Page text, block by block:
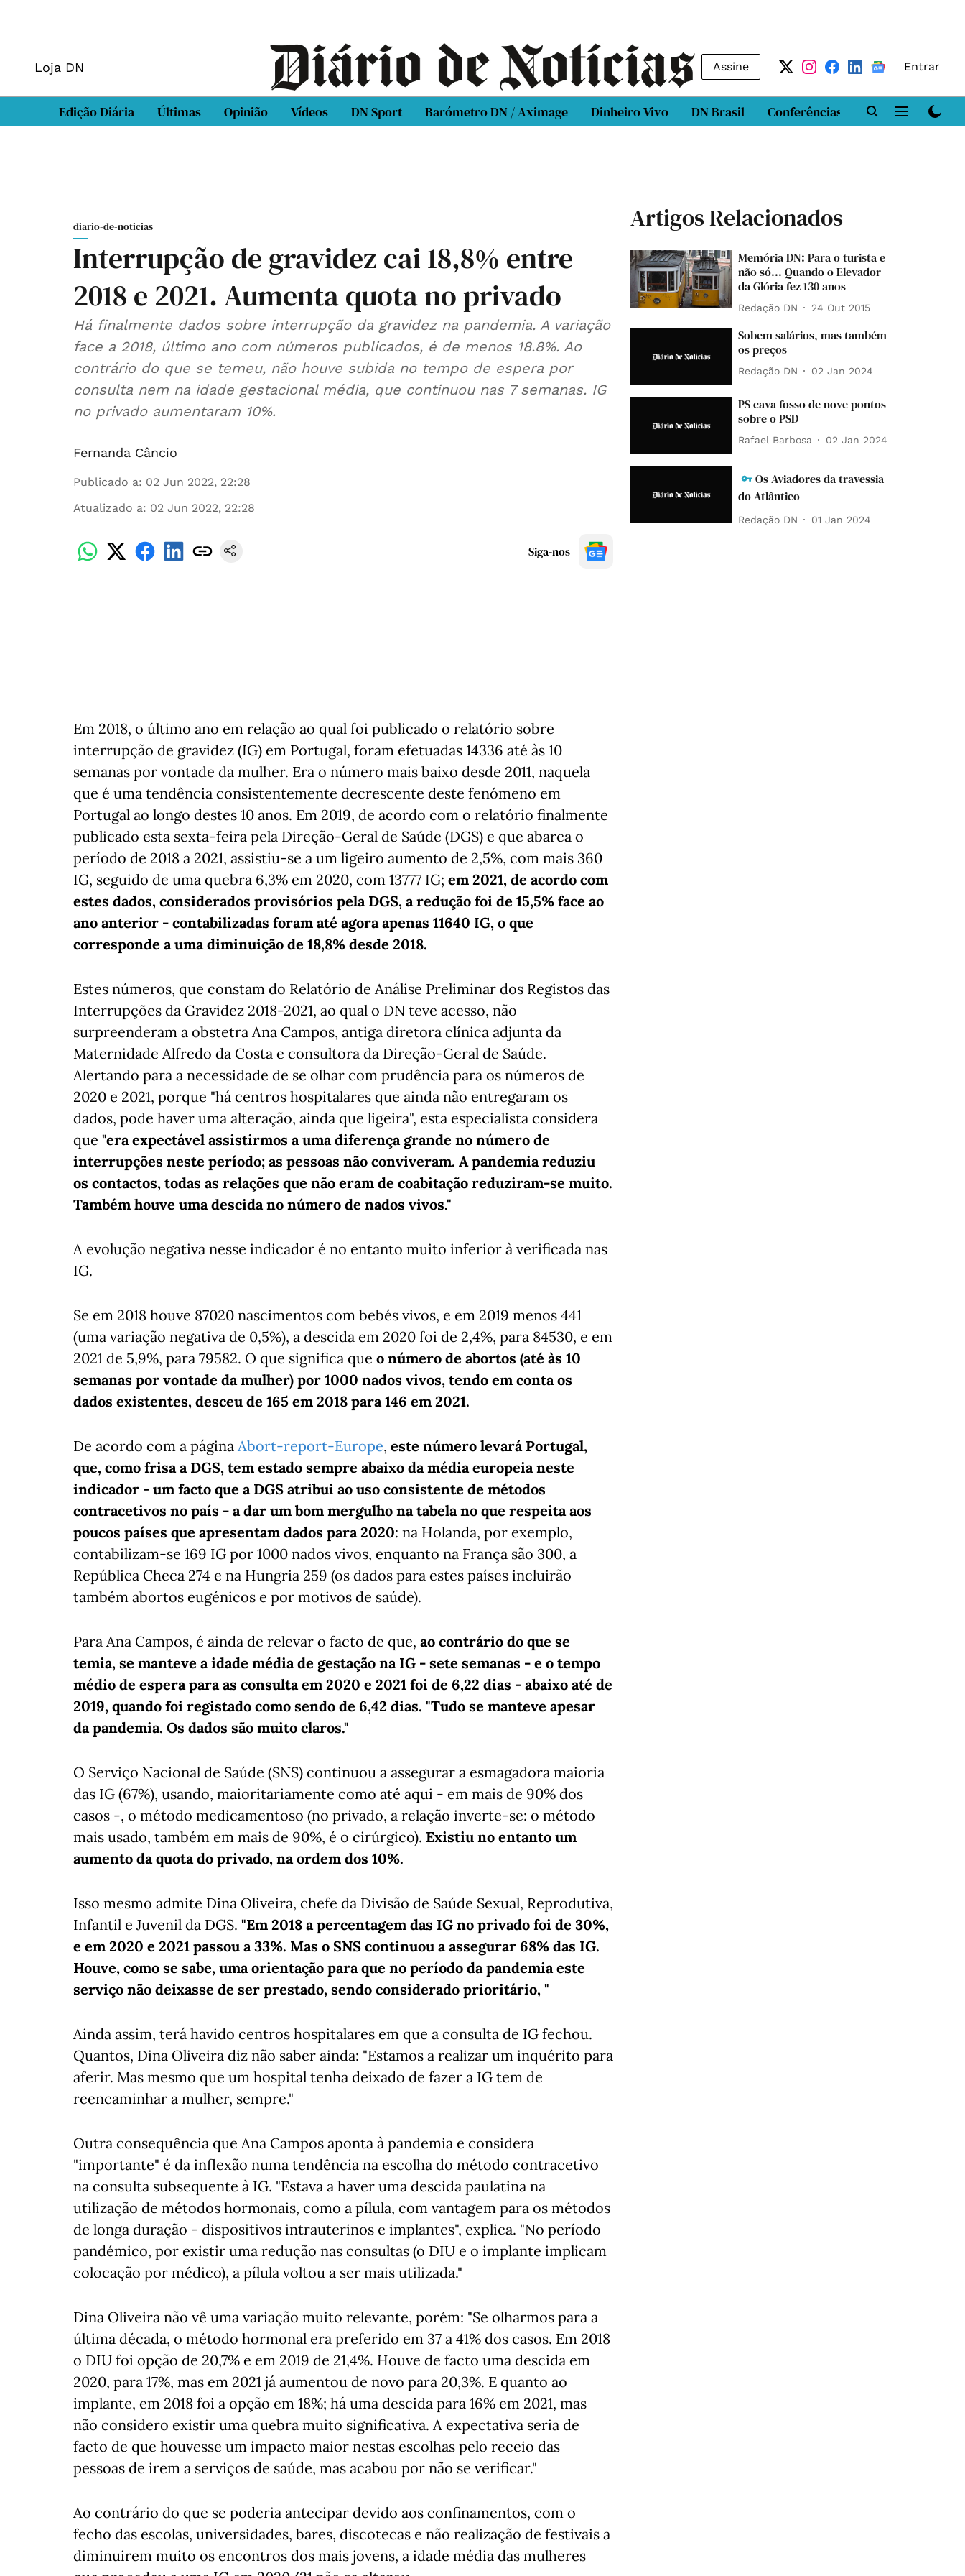
Loja DN Assine Entrar
Edição Diária Últimas Opinião Vídeos DN Sport Barómetro DN / Aximage Dinheiro Vivo DN Brasil Conferências DN LAB
diario-de-noticias
Interrupção de gravidez cai 18,8% entre
2018 e 2021. Aumenta quota no privado
Há finalmente dados sobre interrupção da gravidez na pandemia. A variação
face a 2018, último ano com números publicados, é de menos 18.8%. Ao
contrário do que se temeu, não houve subida no tempo de espera por
consulta nem na idade gestacional média, que continuou nas 7 semanas. IG
no privado aumentaram 10%.
Fernanda Câncio
Publicado a: 02 Jun 2022, 22:28
Atualizado a: 02 Jun 2022, 22:28
Siga-nos
Em 2018, o último ano em relação ao qual foi publicado o relatório sobre
interrupção de gravidez (IG) em Portugal, foram efetuadas 14336 até às 10
semanas por vontade da mulher. Era o número mais baixo desde 2011, naquela
que é uma tendência consistentemente decrescente deste fenómeno em
Portugal ao longo destes 10 anos. Em 2019, de acordo com o relatório finalmente
publicado esta sexta-feira pela Direção-Geral de Saúde (DGS) e que abarca o
período de 2018 a 2021, assistiu-se a um ligeiro aumento de 2,5%, com mais 360
IG, seguido de uma quebra 6,3% em 2020, com 13777 IG; em 2021, de acordo com
estes dados, considerados provisórios pela DGS, a redução foi de 15,5% face ao
ano anterior - contabilizadas foram até agora apenas 11640 IG, o que
corresponde a uma diminuição de 18,8% desde 2018.
Estes números, que constam do Relatório de Análise Preliminar dos Registos das
Interrupções da Gravidez 2018-2021, ao qual o DN teve acesso, não
surpreenderam a obstetra Ana Campos, antiga diretora clínica adjunta da
Maternidade Alfredo da Costa e consultora da Direção-Geral de Saúde.
Alertando para a necessidade de se olhar com prudência para os números de
2020 e 2021, porque "há centros hospitalares que ainda não entregaram os
dados, pode haver uma alteração, ainda que ligeira", esta especialista considera
que "era expectável assistirmos a uma diferença grande no número de
interrupções neste período; as pessoas não conviveram. A pandemia reduziu
os contactos, todas as relações que não eram de coabitação reduziram-se muito.
Também houve uma descida no número de nados vivos."
A evolução negativa nesse indicador é no entanto muito inferior à verificada nas
IG.
Se em 2018 houve 87020 nascimentos com bebés vivos, e em 2019 menos 441
(uma variação negativa de 0,5%), a descida em 2020 foi de 2,4%, para 84530, e em
2021 de 5,9%, para 79582. O que significa que o número de abortos (até às 10
semanas por vontade da mulher) por 1000 nados vivos, tendo em conta os
dados existentes, desceu de 165 em 2018 para 146 em 2021.
De acordo com a página Abort-report-Europe, este número levará Portugal,
que, como frisa a DGS, tem estado sempre abaixo da média europeia neste
indicador - um facto que a DGS atribui ao uso consistente de métodos
contracetivos no país - a dar um bom mergulho na tabela no que respeita aos
poucos países que apresentam dados para 2020: na Holanda, por exemplo,
contabilizam-se 169 IG por 1000 nados vivos, enquanto na França são 300, a
República Checa 274 e na Hungria 259 (os dados para estes países incluirão
também abortos eugénicos e por motivos de saúde).
Para Ana Campos, é ainda de relevar o facto de que, ao contrário do que se
temia, se manteve a idade média de gestação na IG - sete semanas - e o tempo
médio de espera para as consulta em 2020 e 2021 foi de 6,22 dias - abaixo até de
2019, quando foi registado como sendo de 6,42 dias. "Tudo se manteve apesar
da pandemia. Os dados são muito claros."
O Serviço Nacional de Saúde (SNS) continuou a assegurar a esmagadora maioria
das IG (67%), usando, maioritariamente como até aqui - em mais de 90% dos
casos -, o método medicamentoso (no privado, a relação inverte-se: o método
mais usado, também em mais de 90%, é o cirúrgico). Existiu no entanto um
aumento da quota do privado, na ordem dos 10%.
Isso mesmo admite Dina Oliveira, chefe da Divisão de Saúde Sexual, Reprodutiva,
Infantil e Juvenil da DGS. "Em 2018 a percentagem das IG no privado foi de 30%,
e em 2020 e 2021 passou a 33%. Mas o SNS continuou a assegurar 68% das IG.
Houve, como se sabe, uma orientação para que no período da pandemia este
serviço não deixasse de ser prestado, sendo considerado prioritário, "
Ainda assim, terá havido centros hospitalares em que a consulta de IG fechou.
Quantos, Dina Oliveira diz não saber ainda: "Estamos a realizar um inquérito para
aferir. Mas mesmo que um hospital tenha deixado de fazer a IG tem de
reencaminhar a mulher, sempre."
Outra consequência que Ana Campos aponta à pandemia e considera
"importante" é da inflexão numa tendência na escolha do método contracetivo
na consulta subsequente à IG. "Estava a haver uma descida paulatina na
utilização de métodos hormonais, como a pílula, com vantagem para os métodos
de longa duração - dispositivos intrauterinos e implantes", explica. "No período
pandémico, por existir uma redução nas consultas (o DIU e o implante implicam
colocação por médico), a pílula voltou a ser mais utilizada."
Dina Oliveira não vê uma variação muito relevante, porém: "Se olharmos para a
última década, o método hormonal era preferido em 37 a 41% dos casos. Em 2018
o DIU foi opção de 20,7% e em 2019 de 21,4%. Houve de facto uma descida em
2020, para 17%, mas em 2021 já aumentou de novo para 20,3%. E quanto ao
implante, em 2018 foi a opção em 18%; há uma descida para 16% em 2021, mas
não considero existir uma quebra muito significativa. A expectativa seria de
facto de que houvesse um impacto maior nestas escolhas pelo receio das
pessoas de irem a serviços de saúde, mas acabou por não se verificar."
Ao contrário do que se poderia antecipar devido aos confinamentos, com o
fecho das escolas, universidades, bares, discotecas e não realização de festivais a
diminuirem muito os encontros dos mais jovens, a idade média das mulheres
Artigos Relacionados
Memória DN: Para o turista e
não só... Quando o Elevador
da Glória fez 130 anos
Redação DN 24 Out 2015
Sobem salários, mas também
os preços
Redação DN 02 Jan 2024
PS cava fosso de nove pontos
sobre o PSD
Rafael Barbosa 02 Jan 2024
Os Aviadores da travessia
do Atlântico
Redação DN 01 Jan 2024